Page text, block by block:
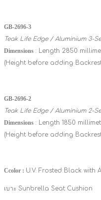
GB-2696-3
Teak Life Edge / Aluminium 3-
Dimensions : Length 2850
(Height before adding
GB-2696-2
Teak Life Edge / Aluminium 2-
Dimensions : Length 1850
(Height before adding
Ccolor : U.V. Frosted Black with
เบาะ Sunbrella Seat Cushion